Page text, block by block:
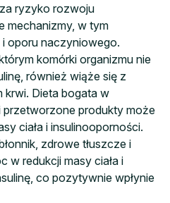
ryzyko rozwoju
mechanizmy, w tym
oporu naczyniowego.
komórki organizmu nie
również wiąże się z
krwi. Dieta bogata w
przetworzone produkty może
ciała i insulinooporności.
zdrowe tłuszcze i
w redukcji masy ciała i
co pozytywnie wpłynie